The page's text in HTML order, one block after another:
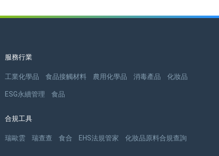
服務行業
工業化學品 食品接觸材料 農用化學品 消毒產品 化妝品
ESG永續管理 食品
合規工具
瑞歐雲 瑞查查 食合 EHS法規管家 化妝品原料合規查詢